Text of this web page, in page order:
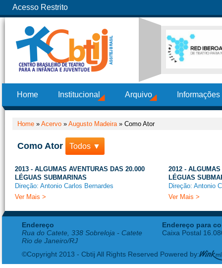
Acesso Restrito
Home Institucional Arquivo
Home » Acervo » Augusto Madeira» Como Ator
Como Ator Todos ▼
2013 - ALGUMAS AVENTURAS DAS 20.000
LÉGUAS SUBMARINAS
Direção: Antonio Carlos Bernardes
Ver Mais >
2012 -
LÉGUAS
Direção: Antonio
Ver Mais >
Endereço
Rua do Catete, 338 Sobreloja - Catete
Rio de Janeiro/RJ
Endereço para
Caixa Postal
©Copyright 2013 - Cbtij All Rights Reserved Powered by: